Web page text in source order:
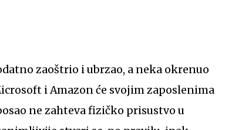
zaoštrio i ubrzao, a neka okrenuo
i Amazon će svojim zaposlenima
ne zahteva fizičko prisustvo u